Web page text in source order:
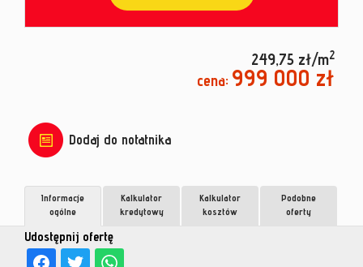
249,75 zł/m2
cena: 999 000 zł
Dodaj do notatnika
Udostępnij ofertę
Informacje
ogólne
Kalkulator
kredytowy
Kalkulator
kosztów
Podobne
oferty